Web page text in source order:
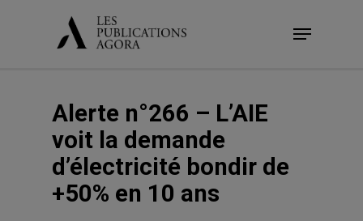
Menu
Alerte n°266 – L’AIE
voit la demande
d’électricité bondir de
+50% en 10 ans